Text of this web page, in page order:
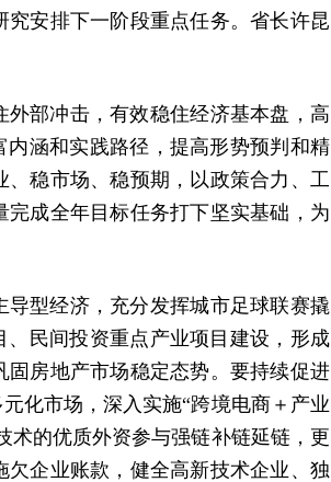
安排下一阶段重点任务。省长许昆
部冲击，有效稳住经济基本盘，高
涵和实践路径，提高形势预判和精
稳市场、稳预期，以政策合力、工
成全年目标任务打下坚实基础，为
型经济，充分发挥城市足球联赛撬
民间投资重点产业项目建设，形成
房地产市场稳定态势。要持续促进
化市场，深入实施“跨境电商＋产业
术的优质外资参与强链补链延链，更
企业账款，健全高新技术企业、独